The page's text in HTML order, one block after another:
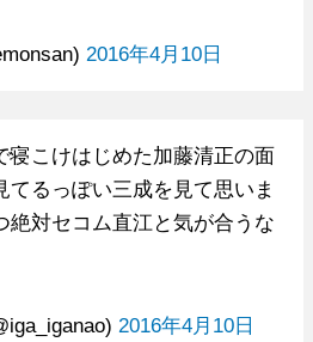
2016年4月10日
寝こけはじめた加藤清正の面
てるっぽい三成を見て思いま
絶対セコム直江と気が合うな
2016年4月10日